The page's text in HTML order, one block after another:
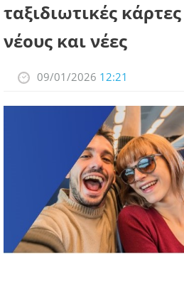
ΣΥΝΔΕΣΜΟΙ
ΠΕΡΙΣΣΟΤΕΡΑ
ταξιδιωτικές
νέους και νέες
09/01/2026 12:21